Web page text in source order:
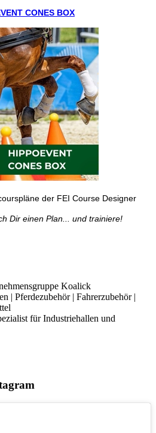
CONES BOX
der FEI Course Designer
Dir einen Plan... und trainiere!